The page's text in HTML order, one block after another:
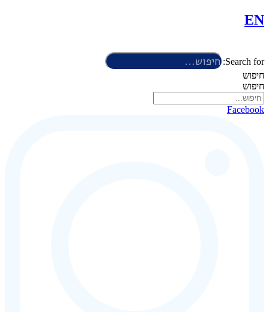
EN
Search for:
חיפוש
חיפוש
Facebook